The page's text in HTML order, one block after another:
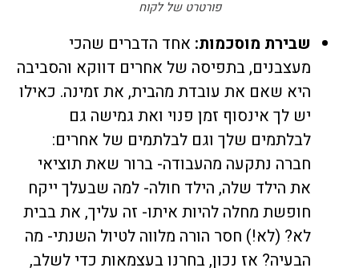
פורטרט של לקוח
שבירת מוסכמות: אחד הדברים שהכי
מעצבנים, בתפיסה של אחרים דווקא והסביבה
היא שאם את עובדת מהבית, את זמינה. כאילו
יש לך אינסוף זמן פנוי ואת גמישה גם
לבלתמים שלך וגם לבלתמים של אחרים:
חברה נתקעה מהעבודה- ברור שאת תוציאי
את הילד שלה, הילד חולה- למה שבעלך ייקח
חופשת מחלה להיות איתו- זה עליך, את בבית
לא? (לא!) חסר הורה מלווה לטיול השנתי- מה
הבעיה? אז נכון, בחרנו בעצמאות כדי לשלב,